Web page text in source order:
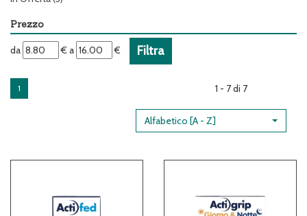
Prezzo
filtra
da
da €
filtra
a
a €
1 1 - 7 di 7
Alfabetico [A - Z]